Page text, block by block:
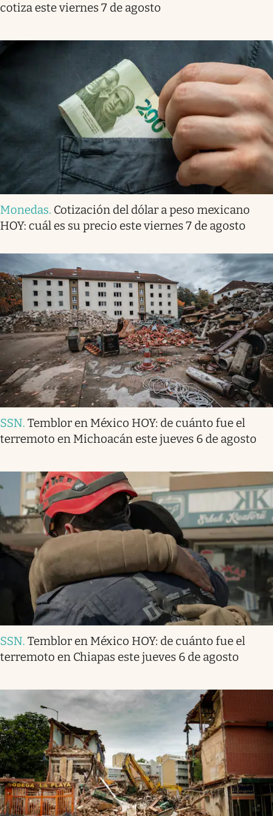
cotiza este viernes 7 de agosto
Monedas. Cotización del dólar a peso mexicano
HOY: cuál es su precio este viernes 7 de agosto
SSN. Temblor en México HOY: de cuánto fue el
terremoto en Michoacán este jueves 6 de agosto
SSN. Temblor en México HOY: de cuánto fue el
terremoto en Chiapas este jueves 6 de agosto